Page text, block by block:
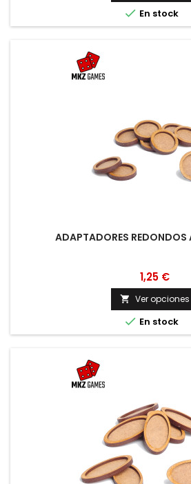
 En stock
ADAPTADORES REDONDOS
1,25 €
 Ver opciones
 En stock